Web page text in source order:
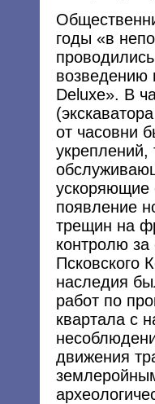
годы «в
возведению
Deluxe». В
от часовни
укреплений,
ускоряющие
появление
трещин на
контролю за
Псковского
наследия
работ по
квартала с
движения